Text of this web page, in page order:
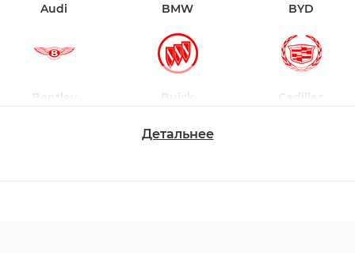
Audi BMW BYD
Bentley Buick Cadillac
Детальнее